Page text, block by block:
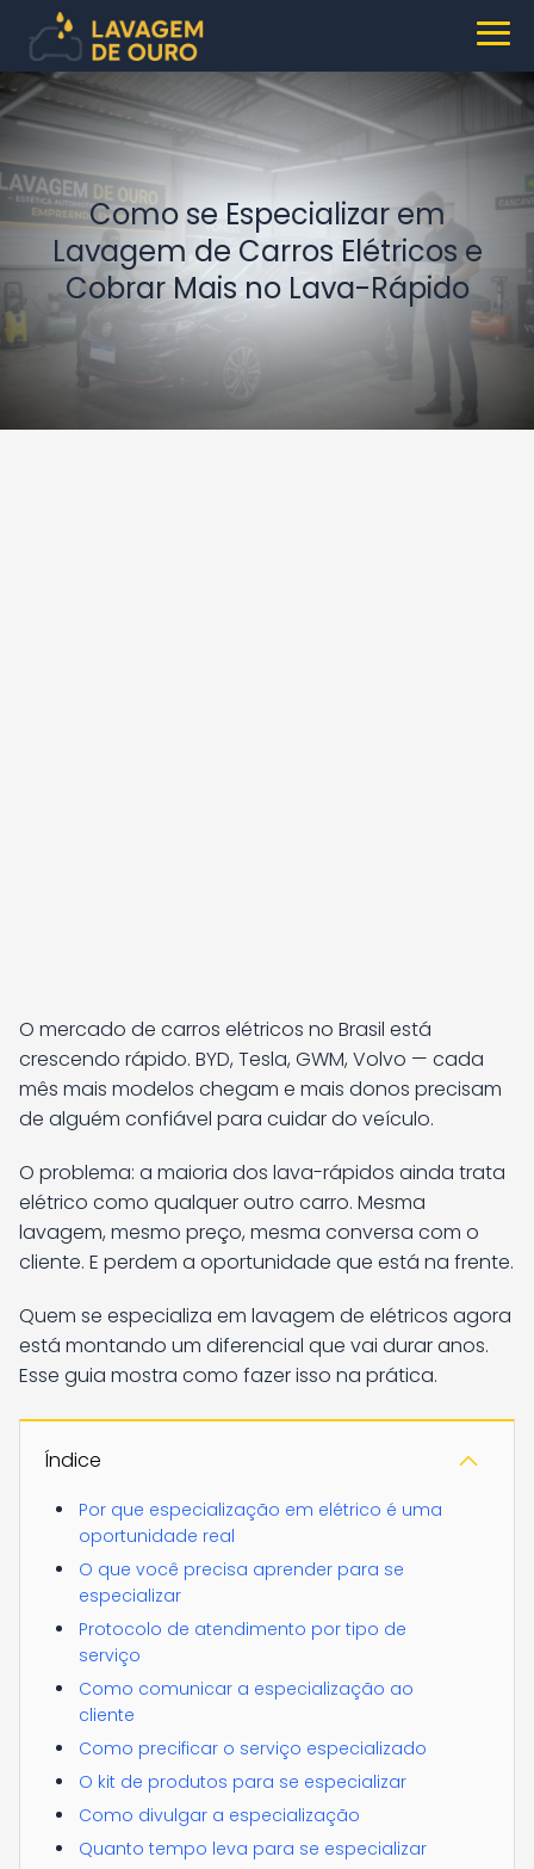
Como se Especializar em
Lavagem de Carros Elétricos e
Cobrar Mais no Lava-Rápido
O mercado de carros elétricos no Brasil está
crescendo rápido. BYD, Tesla, GWM, Volvo — cada
mês mais modelos chegam e mais donos precisam
de alguém confiável para cuidar do veículo.
O problema: a maioria dos lava-rápidos ainda trata
elétrico como qualquer outro carro. Mesma
lavagem, mesmo preço, mesma conversa com o
cliente. E perdem a oportunidade que está na frente.
Quem se especializa em lavagem de elétricos agora
está montando um diferencial que vai durar anos.
Esse guia mostra como fazer isso na prática.
Índice
Por que especialização em elétrico é uma
oportunidade real
O que você precisa aprender para se
especializar
Protocolo de atendimento por tipo de
serviço
Como comunicar a especialização ao
cliente
Como precificar o serviço especializado
O kit de produtos para se especializar
Como divulgar a especialização
Quanto tempo leva para se especializar